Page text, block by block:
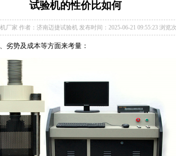
试验机的性价比如何
厂家 作者：济南迈捷试验机 发布时间：2025-06-21 09:55:23 浏览
劣势及成本等方面来考量：